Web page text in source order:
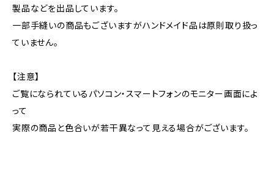
製品などを出品しています。
一部手縫いの商品もございますがハンドメイド品は原則取り扱っ
ていません。
【注意】
ご覧になられているパソコン・スマートフォンのモニター画面によ
って
実際の商品と色合いが若干異なって見える場合がございます。